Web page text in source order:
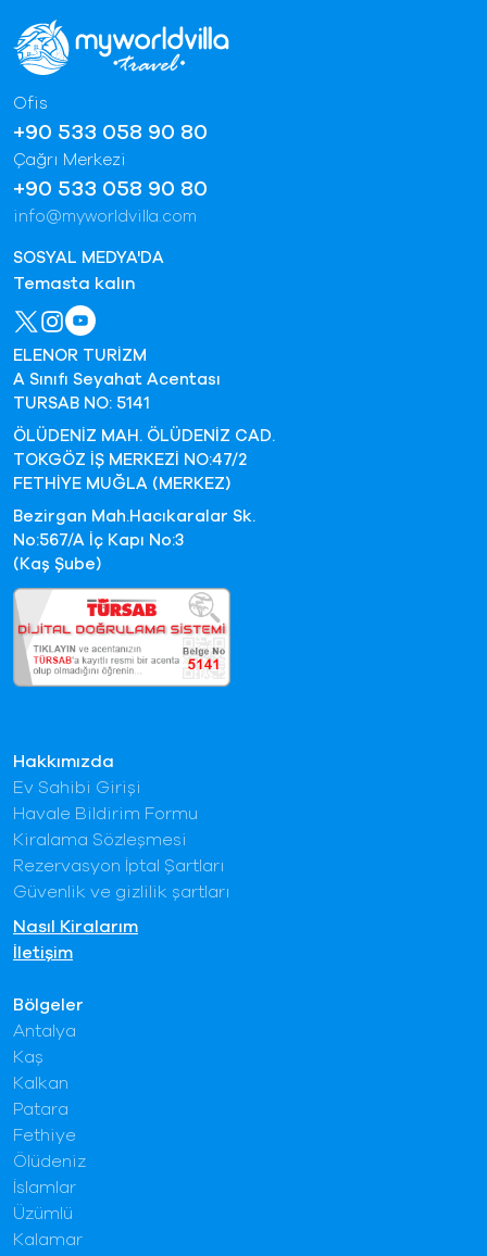
Bölgeler
Antalya
Kaş
Kalkan
Patara
Fethiye
Ölüdeniz
İslamlar
Üzümlü
Kalamar
Hakkımızda
Ev Sahibi Girişi
Havale Bildirim Formu
Kiralama Sözleşmesi
Rezervasyon İptal Şartları
Güvenlik ve gizlilik şartları
Nasıl Kiralarım
İletişim
Ofis
+90 533 058 90 80
Çağrı Merkezi
+90 533 058 90 80
info@myworldvilla.com
SOSYAL MEDYA'DA
Temasta kalın
ELENOR TURİZM
A Sınıfı Seyahat Acentası
TURSAB NO: 5141
ÖLÜDENİZ MAH. ÖLÜDENİZ CAD.
TOKGÖZ İŞ MERKEZİ NO:47/2
FETHİYE MUĞLA (MERKEZ)
Bezirgan Mah.Hacıkaralar Sk.
No:567/A İç Kapı No:3
(Kaş Şube)